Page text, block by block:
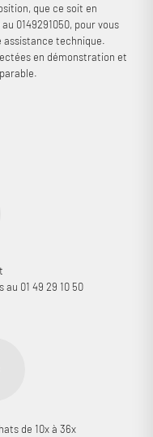
que ce soit en
0149291050, pour vous
assistance technique.
en démonstration et
01 49 29 10 50
de 10x à 36x